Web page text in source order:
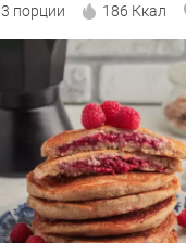
3 порции 186 Ккал